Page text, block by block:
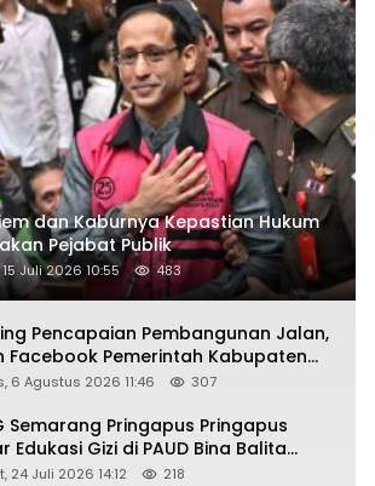
dan Kaburnya Kepastian Hukum
Pejabat Publik
Juli 2026 10:55 483
Pencapaian Pembangunan Jalan,
Facebook Pemerintah Kabupaten
“Dirujak” Warganet
6 Agustus 2026 11:46 307
Semarang Pringapus Pringapus
Edukasi Gizi di PAUD Bina Balita
Hari Anak Nasional 2026
24 Juli 2026 14:12 218